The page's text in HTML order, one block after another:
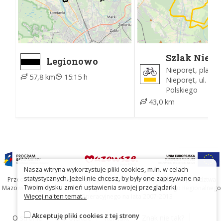
Legionowo
Przystanek, PKP
- Kobiałka, ZTM
57,8 km 15:15 h
Szlak
Nieporęt, plaża -
Nieporęt, ul.
Polskiego
43,0 km
Przedsięwzięcie współfinansowane ze środków Samorządu Województwa
Mazowieckiego oraz Unię Europejską w ramach Mazowieckiego Regionalnego
Programu Operacyjnego na lata 2007-2013
O stronie O projekcie Kontakt
Nasza witryna wykorzystuje pliki cookies, m.in. w celach
statystycznych. Jeżeli nie chcesz, by były one zapisywane na
Twoim dysku zmień ustawienia swojej przeglądarki.
Więcej na ten temat...
Akceptuję pliki cookies z tej strony